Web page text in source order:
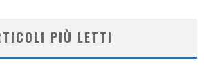
PIÙ LETTI